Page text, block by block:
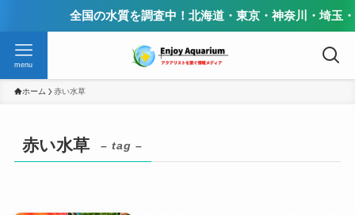
全国の水質を調査中！北海道・東京・神奈川・埼玉・
menu
ホーム 赤い水草
赤い水草 – tag –